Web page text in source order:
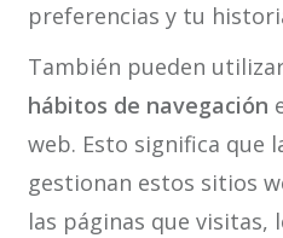
preferencias y tu
También pueden
hábitos de navegación
web. Esto significa que
gestionan estos sitios
las páginas que visitas,